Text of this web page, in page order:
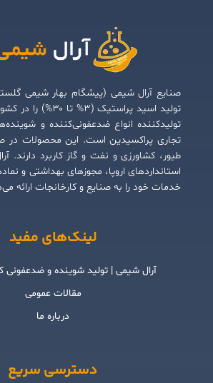
تولید اسید پراستیک (۳%
تولیدکننده انواع ضدعفونی‌کننده و
تجاری پراکسیدین است. این محصولات در
طیور، کشاورزی و نفت و گاز کاربرد دارند.
استانداردهای اروپا، مجوزهای بهداشتی و
خدمات خود را به صنایع و کارخانجات ارائه
لینک‌های مفید
آرال شیمی | تولید شوینده و ضدعفونی
مقالات عمومی
درباره ما
دسترسی سریع